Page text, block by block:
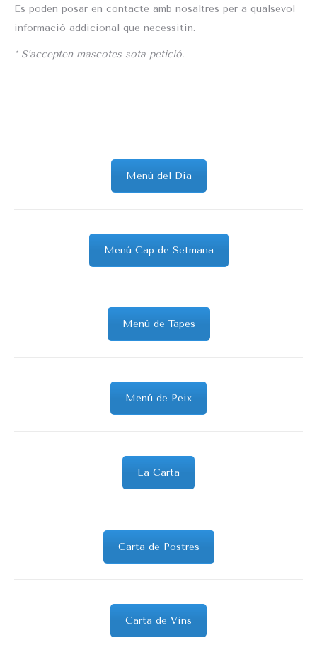
Es poden posar en contacte amb nosaltres per a qualsevol
informació addicional que necessitin.
* S’accepten mascotes sota petició.
Menú del Dia
Menú Cap de Setmana
Menú de Tapes
Menú de Peix
La Carta
Carta de Postres
Carta de Vins